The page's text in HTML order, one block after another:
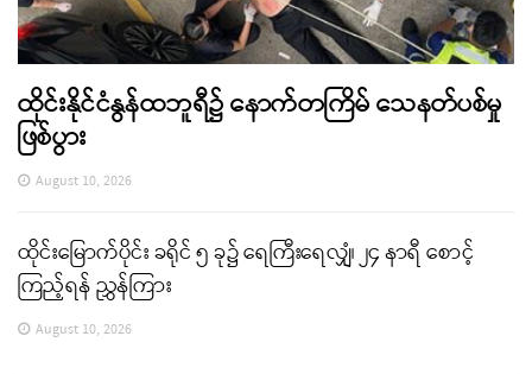
ထိုင်းနိုင်ငံနွန်ထဘူရီ၌ နောက်တကြိမ် သေနတ်ပစ်မှု
ဖြစ်ပွား
August 10, 2026
ထိုင်းမြောက်ပိုင်း ခရိုင် ၅ ခု၌ ရေကြီးရေလျှံ၊ ၂၄ နာရီ စောင့်
ကြည့်ရန် ညွှန်ကြား
August 10, 2026